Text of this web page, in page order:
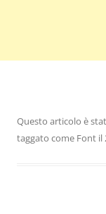
Questo articolo è
taggato come Font il